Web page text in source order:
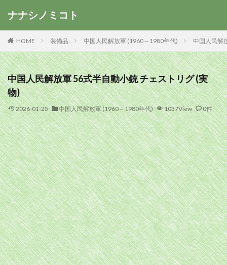
ナナシノミコト
HOME 装備品 中国人民解放軍 (1960～1980年代) 中国人民解
中国人民解放軍 56式半自動小銃 チェストリグ (実
物)
2026-01-25 中国人民解放軍 (1960～1980年代) 1037View 0件